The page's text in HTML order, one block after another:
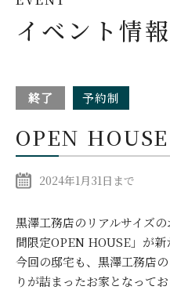
イベント情報
終了 予約制
OPEN HOUSE
2024年1月31日まで
黒澤工務店のリアルサイズの
間限定OPEN HOUSE」が新
今回の邸宅も、黒澤工務店
りが詰まったお家となってお